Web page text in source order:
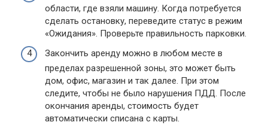
области, где взяли машину. Когда потребуется
сделать остановку, переведите статус в режим
«Ожидания». Проверьте правильность парковки.
Закончить аренду можно в любом месте в
пределах разрешенной зоны, это может быть
дом, офис, магазин и так далее. При этом
следите, чтобы не было нарушения ПДД. После
окончания аренды, стоимость будет
автоматически списана с карты.